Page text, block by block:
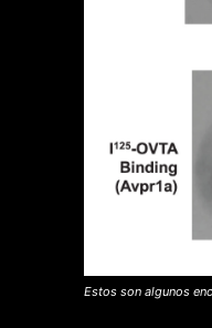
Estos son algunos